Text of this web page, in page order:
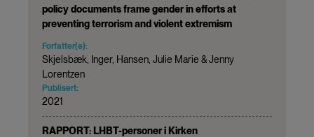
policy documents frame gender in efforts at
preventing terrorism and violent extremism
Forfatter(e):
Skjelsbæk, Inger, Hansen, Julie Marie & Jenny
Lorentzen
Publisert:
2021
RAPPORT: LHBT-personer i Kirken